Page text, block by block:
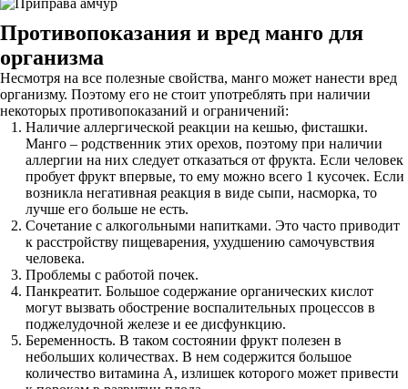
Противопоказания и вред манго для
организма
Несмотря на все полезные свойства, манго может нанести вред
организму. Поэтому его не стоит употреблять при наличии
некоторых противопоказаний и ограничений:
Наличие аллергической реакции на кешью, фисташки.
Манго – родственник этих орехов, поэтому при наличии
аллергии на них следует отказаться от фрукта. Если человек
пробует фрукт впервые, то ему можно всего 1 кусочек. Если
возникла негативная реакция в виде сыпи, насморка, то
лучше его больше не есть.
Сочетание с алкогольными напитками. Это часто приводит
к расстройству пищеварения, ухудшению самочувствия
человека.
Проблемы с работой почек.
Панкреатит. Большое содержание органических кислот
могут вызвать обострение воспалительных процессов в
поджелудочной железе и ее дисфункцию.
Беременность. В таком состоянии фрукт полезен в
небольших количествах. В нем содержится большое
количество витамина А, излишек которого может привести